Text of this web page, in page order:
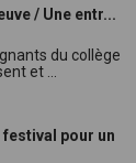
/ Une entr...
du collège
et ...
festival pour un